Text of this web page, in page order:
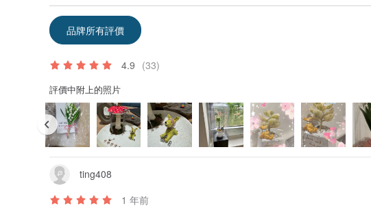
品牌所有評價
4.9 (33)
評價中附上的照片
ting408
1 年前